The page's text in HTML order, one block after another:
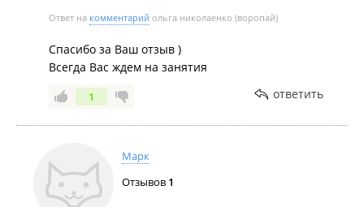
Ответ на комментарий ольга николаенко (воропай)
Спасибо за Ваш отзыв )
Всегда Вас ждем на занятия
1 ответить
Марк
Отзывов 1